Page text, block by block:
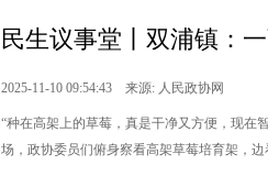
民生议事堂丨双浦镇：
2025-11-10 09:54:43 来源: 人民政协网
“种在高架上的草莓，真是干净又方便，现在
场，政协委员们俯身察看高架草莓培育架，